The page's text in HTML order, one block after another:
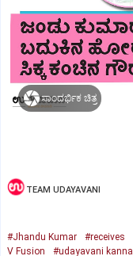
ಸಾಂದರ್ಭಿಕ ಚಿತ್ರ
TEAM UDAYAVANI
#Jhandu Kumar #receives
V Fusion
#udayavani